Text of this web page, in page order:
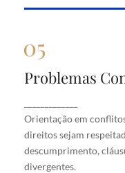
Problemas
Orientação em
direitos sejam
descumprimento,
divergentes.
que direitos
em casos de
ou